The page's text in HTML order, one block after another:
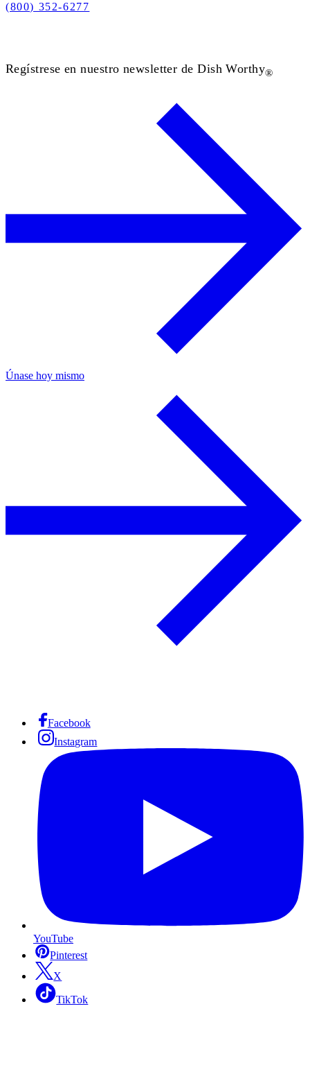
Regístrese en nuestro newsletter de Dish Worthy®
Únase hoy mismo
(800) 352-6277
Facebook
Instagram
YouTube
Pinterest
X
TikTok